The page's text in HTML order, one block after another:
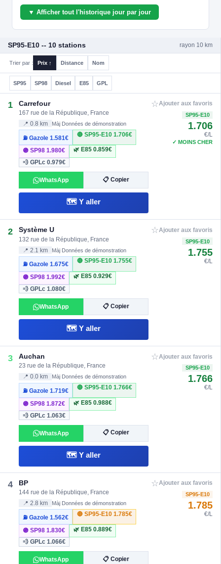
▼ Afficher tout l'historique jour par jour
SP95-E10 -- 10 stations rayon 10 km
Trier par : Prix ↑ Distance Nom
SP95 SP98 Diesel E85 GPL
1 Carrefour
167 rue de la République, France
📍 0.8 km Màj Données de démonstration
⛽ Gazole1.581€
🔴 SP95-E10 1.706€
🟣 SP981.980€ 🌿 E85 0.859€
💨 GPLc0.979€
WhatsApp 📋 Copier
🗺️ Y aller
☆Ajouter aux favoris
SP95-E10
1.706
€/L
✓ MOINS CHER
2 Système U
132 rue de la République, France
📍 2.1 km Màj Données de démonstration
⛽ Gazole1.675€
🔴 SP95-E10 1.755€
🟣 SP981.992€ 🌿 E85 0.929€
💨 GPLc1.080€
WhatsApp 📋 Copier
🗺️ Y aller
☆Ajouter aux favoris
SP95-E10
1.755
€/L
3 Auchan
23 rue de la République, France
📍 0.0 km Màj Données de démonstration
⛽ Gazole1.719€
🔴 SP95-E10 1.766€
🟣 SP981.872€ 🌿 E85 0.988€
💨 GPLc1.063€
WhatsApp 📋 Copier
🗺️ Y aller
☆Ajouter aux favoris
SP95-E10
1.766
€/L
4 BP
144 rue de la République, France
📍 2.8 km Màj Données de démonstration
⛽ Gazole1.562€
🔴 SP95-E10 1.785€
🟣 SP981.830€ 🌿 E85 0.889€
💨 GPLc1.066€
WhatsApp 📋 Copier
☆Ajouter aux favoris
SP95-E10
1.785
€/L